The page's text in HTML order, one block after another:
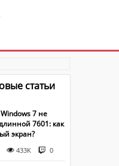
статьи
7 не
7601: как
экран?
433K 0